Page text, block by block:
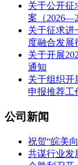
关于公开征
案（
关于征求进
度融合发展
关于开展
通知
关于组织开
申报推荐工
公司新闻
祝贺“皖美
共谋行业发